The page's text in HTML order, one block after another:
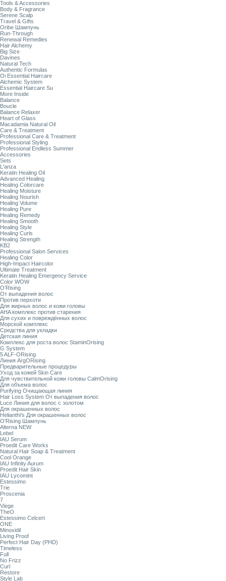
Tools & Accessories
Body & Fragrance
Serene Scalp
Travel & Gifts
Oribe Шампунь
Run-Through
Renewal Remedies
Hair Alchemy
Big Size
Davines
Natural Tech
Authentic Formulas
Oi Essential Haircare
Alchemic System
Essential Haircare Su
More Inside
Balance
Boucle
Balance Relaxer
Heart of Glass
Macadamia Natural Oil
Care & Treatment
Professional Care & Treatment
Professional Styling
Professional Endless Summer
Accessories
Sets
L'anza
Keratin Healing Oil
Advanced Healing
Healing Colorcare
Healing Moisture
Healing Nourish
Healing Volume
Healing Pure
Healing Remedy
Healing Smooth
Healing Style
Healing Curls
Healing Strength
KB2
Professional Salon Services
Healing Color
High-Impact Haircolor
Ultimate Treatment
Keratin Healing Emergency Service
Color WOW
O’Rising
От выпадения волос
Против перхоти
Для жирных волос и кожи головы
AHA комплекс против старения
Для сухих и повреждённых волос
Морской комплекс
Средства для укладки
Детская линия
Комплекс для роста волос StaminOrising
G System
5 ALF-ORising
Линия ArgORising
Предварительные процедуры
Уход за кожей Skin Care
Для чувствительной кожи головы CalmOrising
Для объема волос
Purifying Очищающая линия
Hair Loss System От выпадения волос
Luce Линия для волос с золотом
Для окрашенных волос
Helianthi's Для окрашенных волос
O’Rising Шампунь
Alterna NEW
Lebel
IAU Serum
Proedit Care Works
Natural Hair Soap & Treatment
Cool Orange
IAU Infinity Aurum
Proedit Hair Skin
IAU Lycomint
Estessimo
Trie
Proscenia
7
Viege
TheO
Estessimo Celcert
ONE
Minoxidil
Living Proof
Perfect Hair Day (PHD)
Timeless
Full
No Frizz
Curl
Restore
Style Lab